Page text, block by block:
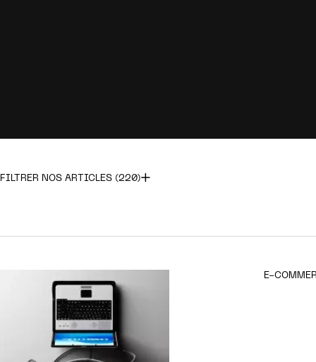
FILTRER NOS ARTICLES (220)
Tout Brand E-commerce
UX Design
Web E-